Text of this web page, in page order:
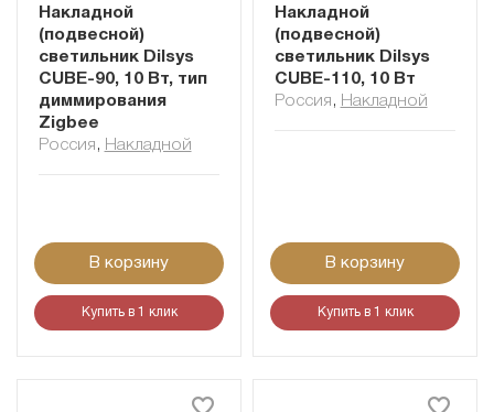
Накладной
(подвесной)
светильник Dilsys
CUBE-90, 10 Вт, тип
диммирования
Zigbee
Россия , Накладной
В корзину
Купить в 1 клик
Накладной
(подвесной)
светильник Dilsys
CUBE-110, 10 Вт
Россия , Накладной
В корзину
Купить в 1 клик